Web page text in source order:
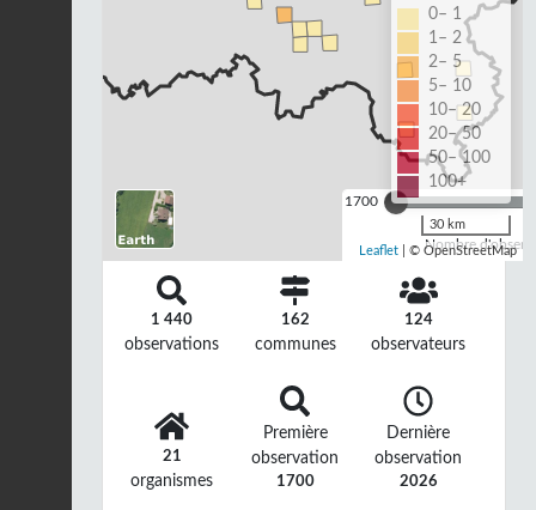
1700
Nombre
0– 1
1– 2
2– 5
5– 10
10– 20
20– 50
50– 100
100+
30 km
Leaflet | © OpenStreetMap
1 440
observations
162
communes
124
observateurs
21
organismes
Première
observation
1700
Dernière
observation
2026